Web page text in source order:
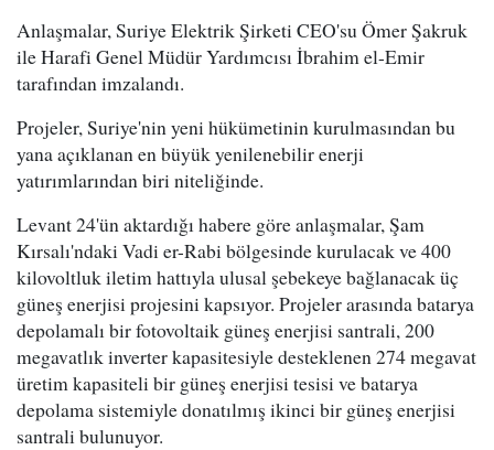
Anlaşmalar, Suriye Elektrik Şirketi CEO'su Ömer Şakruk
ile Harafi Genel Müdür Yardımcısı İbrahim el-Emir
tarafından imzalandı.
Projeler, Suriye'nin yeni hükümetinin kurulmasından bu
yana açıklanan en büyük yenilenebilir enerji
yatırımlarından biri niteliğinde.
Levant 24'ün aktardığı habere göre anlaşmalar, Şam
Kırsalı'ndaki Vadi er-Rabi bölgesinde kurulacak ve 400
kilovoltluk iletim hattıyla ulusal şebekeye bağlanacak üç
güneş enerjisi projesini kapsıyor. Projeler arasında batarya
depolamalı bir fotovoltaik güneş enerjisi santrali, 200
megavatlık inverter kapasitesiyle desteklenen 274 megavat
üretim kapasiteli bir güneş enerjisi tesisi ve batarya
depolama sistemiyle donatılmış ikinci bir güneş enerjisi
santrali bulunuyor.